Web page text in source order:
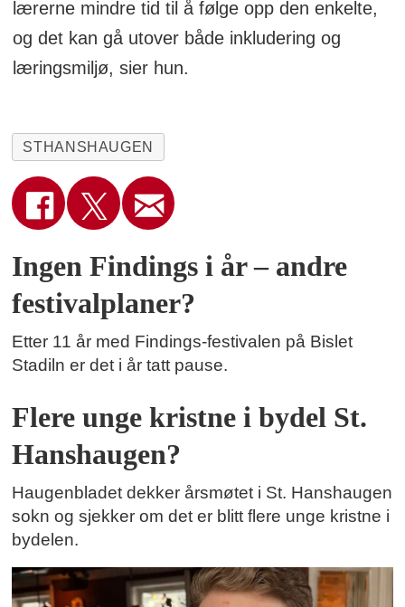
lærerne mindre tid til å følge opp den enkelte,
og det kan gå utover både inkludering og
læringsmiljø, sier hun.
STHANSHAUGEN
Ingen Findings i år – andre
festivalplaner?
Etter 11 år med Findings-festivalen på Bislet
Stadiln er det i år tatt pause.
Flere unge kristne i bydel St.
Hanshaugen?
Haugenbladet dekker årsmøtet i St. Hanshaugen
sokn og sjekker om det er blitt flere unge kristne i
bydelen.